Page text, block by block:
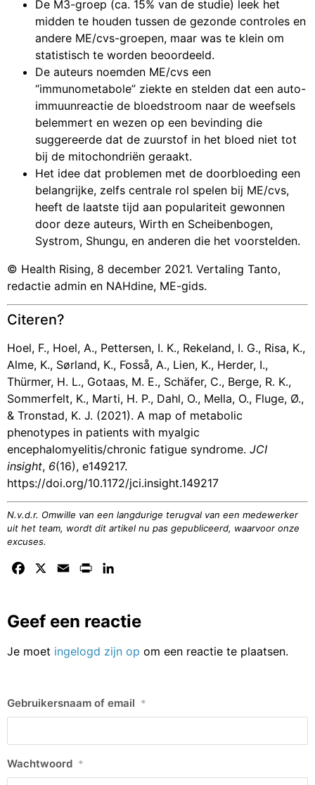
De M3-groep (ca. 15% van de studie) leek het
midden te houden tussen de gezonde controles en
andere ME/cvs-groepen, maar was te klein om
statistisch te worden beoordeeld.
De auteurs noemden ME/cvs een
“immunometabole” ziekte en stelden dat een auto-
immuunreactie de bloedstroom naar de weefsels
belemmert en wezen op een bevinding die
suggereerde dat de zuurstof in het bloed niet tot
bij de mitochondriën geraakt.
Het idee dat problemen met de doorbloeding een
belangrijke, zelfs centrale rol spelen bij ME/cvs,
heeft de laatste tijd aan populariteit gewonnen
door deze auteurs, Wirth en Scheibenbogen,
Systrom, Shungu, en anderen die het voorstelden.
© Health Rising, 8 december 2021. Vertaling Tanto,
redactie admin en NAHdine, ME-gids.
Citeren?
Hoel, F., Hoel, A., Pettersen, I. K., Rekeland, I. G., Risa, K.,
Alme, K., Sørland, K., Fosså, A., Lien, K., Herder, I.,
Thürmer, H. L., Gotaas, M. E., Schäfer, C., Berge, R. K.,
Sommerfelt, K., Marti, H. P., Dahl, O., Mella, O., Fluge, Ø.,
& Tronstad, K. J. (2021). A map of metabolic
phenotypes in patients with myalgic
encephalomyelitis/chronic fatigue syndrome. JCI
insight, 6(16), e149217.
https://doi.org/10.1172/jci.insight.149217
N.v.d.r. Omwille van een langdurige terugval van een medewerker
uit het team, wordt dit artikel nu pas gepubliceerd, waarvoor onze
excuses.
Facebook Email Print
Geef een reactie
Je moet ingelogd zijn op om een reactie te plaatsen.
Gebruikersnaam of email *
Wachtwoord *